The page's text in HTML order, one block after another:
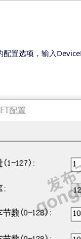
配置选项，输入